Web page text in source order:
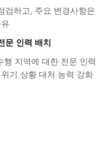
검하고, 주요 변경사항은
문 인력 배치
지역에 대한 전문 인력
기 상황 대처 능력 강화